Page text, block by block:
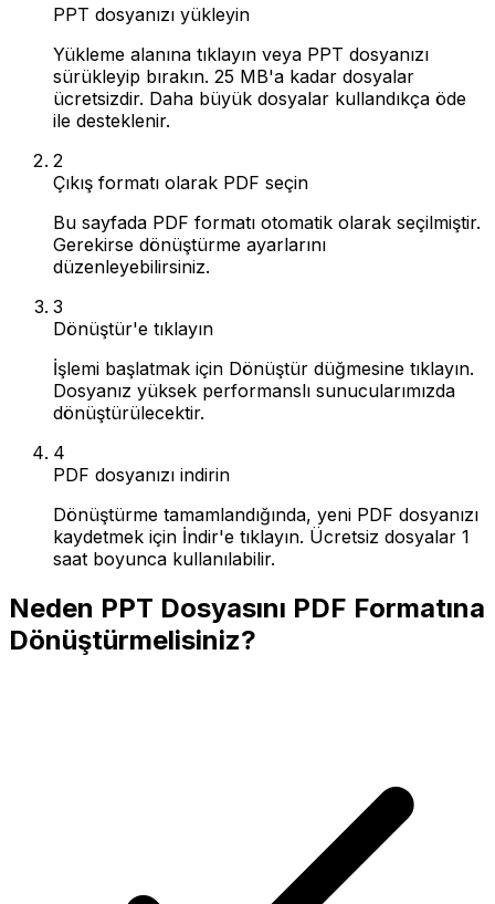
PPT dosyanızı yükleyin
Yükleme alanına tıklayın veya PPT dosyanızı
sürükleyip bırakın. 25 MB'a kadar dosyalar
ücretsizdir. Daha büyük dosyalar kullandıkça öde
ile desteklenir.
2
Çıkış formatı olarak PDF seçin
Bu sayfada PDF formatı otomatik olarak seçilmiştir.
Gerekirse dönüştürme ayarlarını
düzenleyebilirsiniz.
3
Dönüştür'e tıklayın
İşlemi başlatmak için Dönüştür düğmesine tıklayın.
Dosyanız yüksek performanslı sunucularımızda
dönüştürülecektir.
4
PDF dosyanızı indirin
Dönüştürme tamamlandığında, yeni PDF dosyanızı
kaydetmek için İndir'e tıklayın. Ücretsiz dosyalar 1
saat boyunca kullanılabilir.
Neden PPT Dosyasını PDF Formatına
Dönüştürmelisiniz?